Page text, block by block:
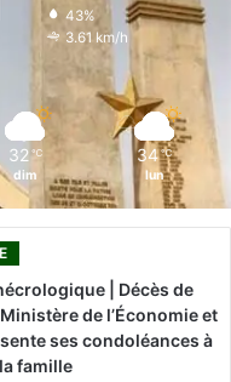
r
43%
3.61 km/h
32 ℃
dim
34 ℃
lun
| Décès de
Ministère de l’Économie et
ses condoléances à
la famille